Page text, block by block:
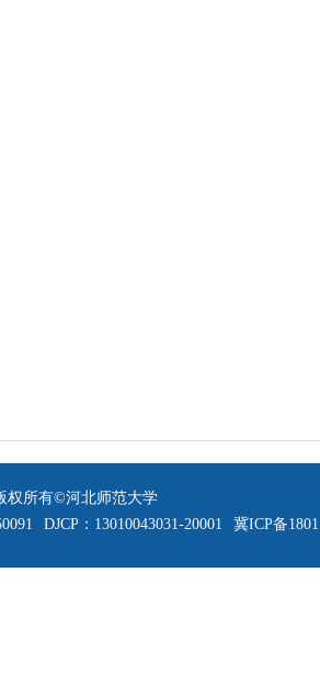
权所有©河北师范大学
DJCP：13010043031-20001 冀ICP备